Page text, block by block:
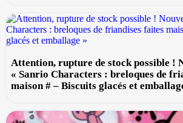
Attention, rupture de stock possible !
« Sanrio Characters : breloques de
maison # – Biscuits glacés et